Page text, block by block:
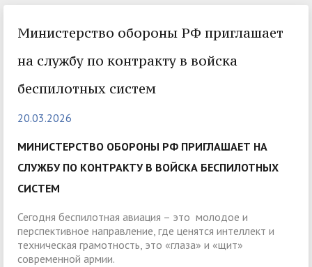
Министерство обороны РФ приглашает
на службу по контракту в войска
беспилотных систем
20.03.2026
МИНИСТЕРСТВО ОБОРОНЫ РФ ПРИГЛАШАЕТ НА
СЛУЖБУ ПО КОНТРАКТУ В ВОЙСКА БЕСПИЛОТНЫХ
СИСТЕМ
Сегодня беспилотная авиация – это молодое и
перспективное направление, где ценятся интеллект и
техническая грамотность, это «глаза» и «щит»
современной армии.